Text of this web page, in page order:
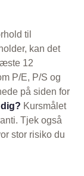
til
kan det
12
P/E, P/S og
på siden for
Kursmålet
Tjek også
stor risiko du